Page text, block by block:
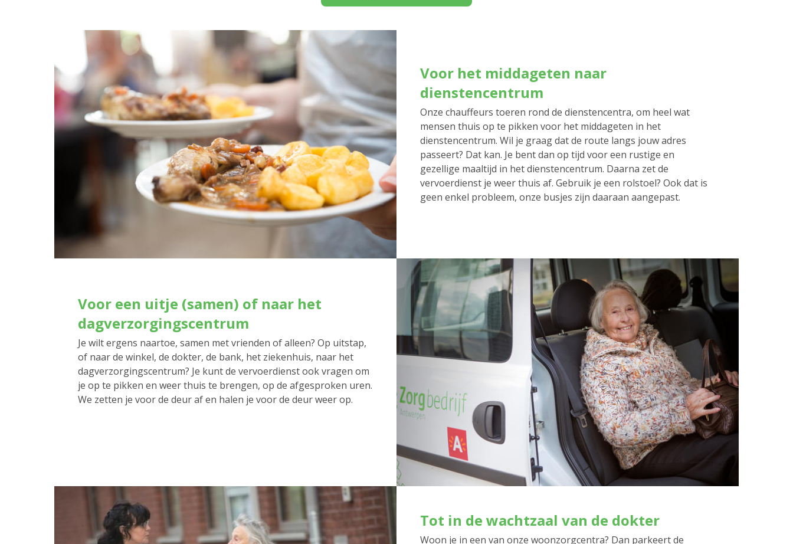
Voor het middageten naar
dienstencentrum
Onze chauffeurs toeren rond de dienstencentra, om heel wat
mensen thuis op te pikken voor het middageten in het
dienstencentrum. Wil je graag dat de route langs jouw adres
passeert? Dat kan. Je bent dan op tijd voor een rustige en
gezellige maaltijd in het dienstencentrum. Daarna zet de
vervoerdienst je weer thuis af. Gebruik je een rolstoel? Ook dat is
geen enkel probleem, onze busjes zijn daaraan aangepast.
Voor een uitje (samen) of naar het
dagverzorgingscentrum
Je wilt ergens naartoe, samen met vrienden of alleen? Op uitstap,
of naar de winkel, de dokter, de bank, het ziekenhuis, naar het
dagverzorgingscentrum? Je kunt de vervoerdienst ook vragen om
je op te pikken en weer thuis te brengen, op de afgesproken uren.
We zetten je voor de deur af en halen je voor de deur weer op.
Tot in de wachtzaal van de dokter
Woon je in een van onze woonzorgcentra? Dan parkeert de